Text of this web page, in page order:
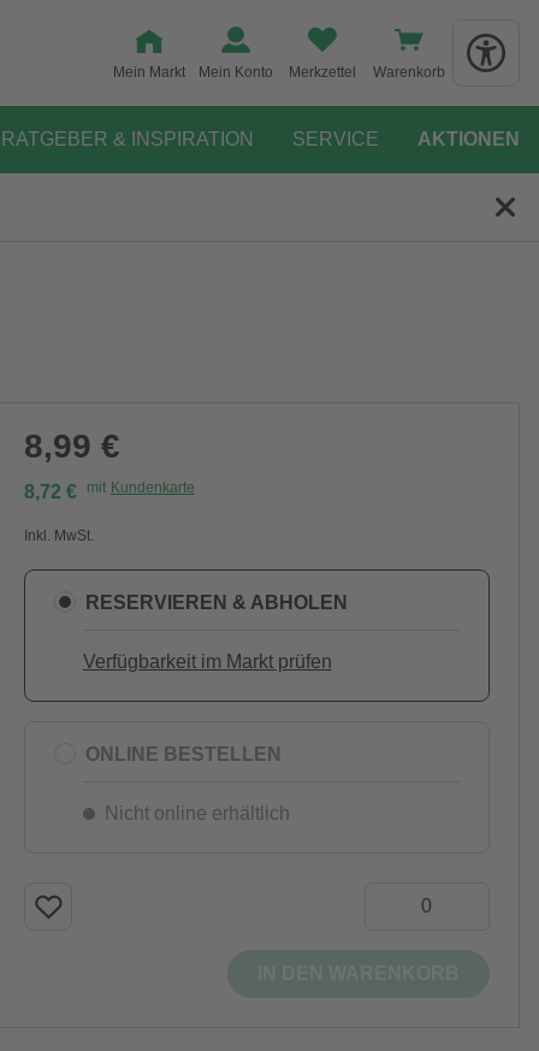
Mein Markt Mein Konto Merkzettel Warenkorb
RATGEBER & INSPIRATION SERVICE AKTIONEN
8,99 €
8,72 € mit Kundenkarte
Inkl. MwSt.
RESERVIEREN & ABHOLEN
Verfügbarkeit im Markt prüfen
ONLINE BESTELLEN
Nicht online erhältlich